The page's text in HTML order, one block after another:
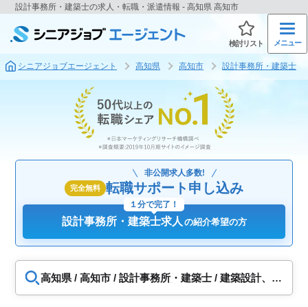
設計事務所・建築士の求人・転職・派遣情報 - 高知県 高知市
検討リスト メニュー
シニアジョブエージェント 高知県 高知市 設計事務所・建築士
完全無料
非公開求人多数!
転職サポート申し込み
設計事務所・建築士求人 の紹介希望の方
１分で完了！
高知県 / 高知市 / 設計事務所・建築士 / 建築設計、構